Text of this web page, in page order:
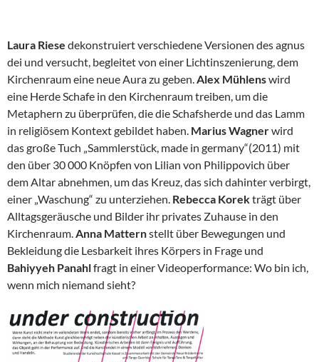
Laura Riese dekonstruiert verschiedene Versionen des agnus
dei und versucht, begleitet von einer Lichtinszenierung, dem
Kirchenraum eine neue Aura zu geben. Alex Mühlenswird
eine Herde Schafe in den Kirchenraum treiben, um die
Metaphern zu überprüfen, die die Schafsherde und das Lamm
in religiösem Kontext gebildet haben. Marius Wagnerwird
das große Tuch „Sammlerstück, made in germany“(2011) mit
den über 30 000 Knöpfen von Lilian von Philippovich über
dem Altar abnehmen, um das Kreuz, das sich dahinter verbirgt,
einer „Waschung“ zu unterziehen. Rebecca Korekträgt über
Alltagsgeräusche und Bilder ihr privates Zuhause in den
Kirchenraum. Anna Matternstellt über Bewegungen und
Bekleidung die Lesbarkeit ihres Körpers in Frage und
Bahiyyeh Panahlfragt in einer Videoperformance: Wo bin ich,
wenn mich niemand sieht?